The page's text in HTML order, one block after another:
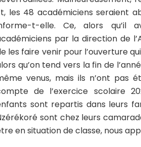
les 48 académiciens seraient
t-elle. Ce, alors qu’il
par la direction de
les faire venir pour l’ouverture
qu’on tend vers la fin de
venus, mais ils n’ont pas
de l’exercice scolaire
sont repartis dans leurs
sont chez leurs
en situation de classe, nous